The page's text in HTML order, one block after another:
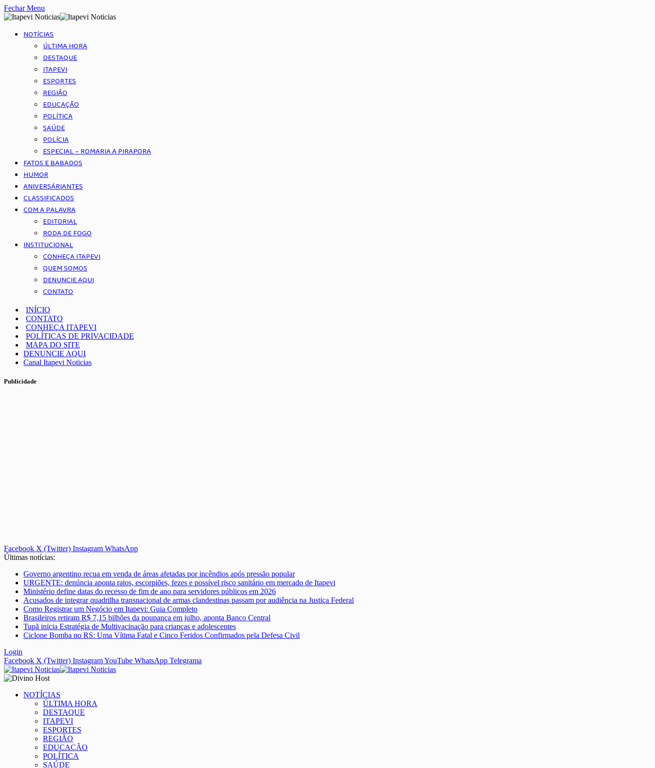
Fechar Menu
NOTÍCIAS
ÚLTIMA HORA
DESTAQUE
ITAPEVI
ESPORTES
REGIÃO
EDUCAÇÃO
POLÍTICA
SAÚDE
POLÍCIA
ESPECIAL – ROMARIA A PIRAPORA
FATOS E BABADOS
HUMOR
ANIVERSÁRIANTES
CLASSIFICADOS
COM A PALAVRA
EDITORIAL
RODA DE FOGO
INSTITUCIONAL
CONHEÇA ITAPEVI
QUEM SOMOS
DENUNCIE AQUI
CONTATO
INÍCIO
CONTATO
CONHEÇA ITAPEVI
POLÍTICAS DE PRIVACIDADE
MAPA DO SITE
DENUNCIE AQUI
Canal Itapevi Noticias
Publicidade
Facebook X (Twitter) Instagram WhatsApp
Últimas notícias:
Governo argentino recua em venda de áreas afetadas por incêndios após pressão popular
URGENTE: denúncia aponta ratos, escorpiões, fezes e possível risco sanitário em mercado de Itapevi
Ministério define datas do recesso de fim de ano para servidores públicos em 2026
Acusados de integrar quadrilha transnacional de armas clandestinas passam por audiência na Justiça Federal
Como Registrar um Negócio em Itapevi: Guia Completo
Brasileiros retiram R$ 7,15 bilhões da poupança em julho, aponta Banco Central
Tupã inicia Estratégia de Multivacinação para crianças e adolescentes
Ciclone Bomba no RS: Uma Vítima Fatal e Cinco Feridos Confirmados pela Defesa Civil
Login
Facebook X (Twitter) InstagramYouTube WhatsApp Telegrama
NOTÍCIAS
ÚLTIMA HORA
DESTAQUE
ITAPEVI
ESPORTES
REGIÃO
EDUCAÇÃO
POLÍTICA
SAÚDE